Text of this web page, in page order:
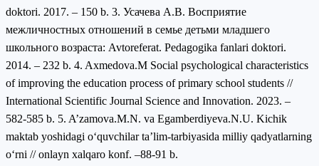
doktori. 2017. – 150 b. 3. Усачева A.B. Восприятие
межличностных отношений в семье детьми младшего
школьного возраста: Avtoreferat. Pedagogika fanlari doktori.
2014. – 232 b. 4. Axmedova.M Social psychological characteristics
of improving the education process of primary school students //
International Scientific Journal Science and Innovation. 2023. –
582-585 b. 5. A’zamova.M.N. va Egamberdiyeva.N.U. Kichik
maktab yoshidagi o‘quvchilar ta’lim-tarbiyasida milliy qadyatlarning
o‘rni // onlayn xalqaro konf. –88-91 b.